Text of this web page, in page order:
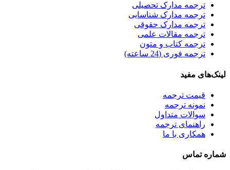
ترجمه مدارک تحصیلی
ترجمه مدارک شناسایی
ترجمه مدارک حقوقی
ترجمه مقالات علمی
ترجمه کتاب و متون
ترجمه فوری (24 ساعته)
لینک‌های مفید
قیمت ترجمه
نمونه ترجمه
سوالات متداول
راهنمای ترجمه
همکاری با ما
شماره تماس